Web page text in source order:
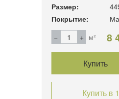
Размер:
Покрытие:
м²
8
Купить
Купить в